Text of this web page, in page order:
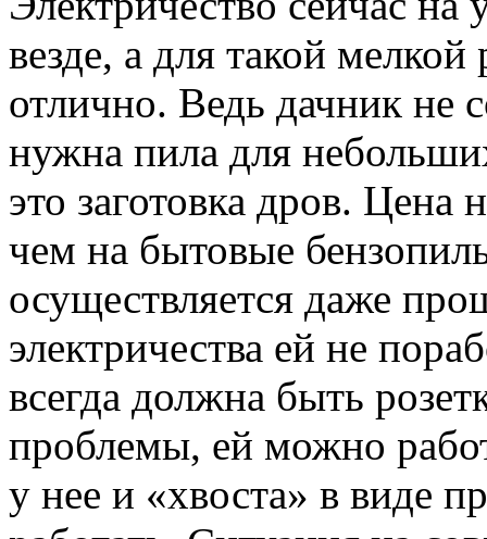
везде, а для такой
отлично. Ведь дачник не
нужна пила для
это заготовка дров.
чем на бытовые
осуществляется даже
электричества ей не
всегда должна быть
проблемы, ей можно
у нее и «хвоста» в виде